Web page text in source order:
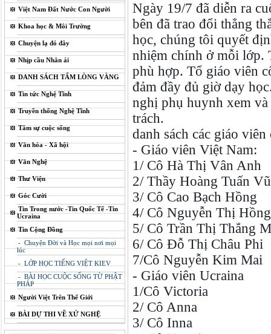
Việt Nam Đất Nước Con Người
Khoa học & Môi Trường
Chuyện lạ đó đây
Nhịp cầu Nhân ái
DANH SÁCH TẤM LÒNG VÀNG
Tin tức Nghệ Tĩnh
Truyền thống Nghệ Tĩnh
Tâm sự cuộc sống
Văn hóa - Xã hội
Văn Nghệ
Thư Viện
Góc Cười
Tin Trong nước -Tin Quốc Tế -Tin
Ucraina
Tin Cộng Đồng
- Chuyện Đời và Học mọi nơi mọi
lúc
- LỚP HỌC TIẾNG VIỆT KIEV
- BÀI HỌC CUỘC SỐNG TỪ PHẬT
PHÁP
Người Việt Trên Thế Giới
BÀI DỰ THI VỀ XỨ NGHỆ
Ngày 19/7 đã diễn ra
bên đã trao đổi thẳng
học, chúng tôi quyết
nhiệm chính ở mỗi lớp.
phù hợp. Tổ giáo viên
đảm đầy đủ giờ dạy
nghị phụ huynh xem
trách.
danh sách các giáo
- Giáo viên Việt Nam:
1/ Cô Hà Thị Vân Anh
2/ Thầy Hoàng Tuấn Vũ
3/ Cô Cao Bạch Hồng
4/ Cô Nguyễn Thị
5/ Cô Trần Thị Thắng
6/ Cô Đỗ Thị Châu Phi
7/Cô Nguyễn Kim Mai
- Giáo viên Ucraina
1/Cô Victoria
2/ Cô Anna
3/ Cô Inna